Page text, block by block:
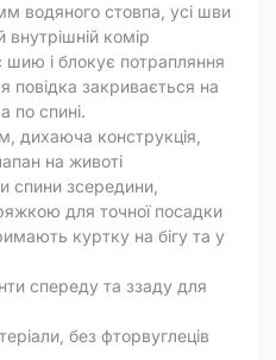
водяного стовпа, усі шви
внутрішній комір
шию і блокує потрапляння
повідка закривається на
по спині.
дихаюча конструкція,
на животі
спини зсередини,
для точної посадки
куртку на бігу та у
спереду та ззаду для
без фторвуглеців